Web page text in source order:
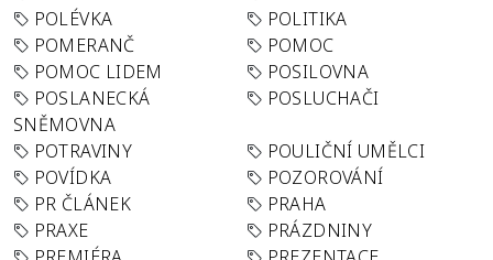
POLÉVKA
POLITIKA
POMERANČ
POMOC
POMOC LIDEM
POSILOVNA
POSLANECKÁ
SNĚMOVNA
POSLUCHAČI
POTRAVINY
POULIČNÍ UMĚLCI
POVÍDKA
POZOROVÁNÍ
PR ČLÁNEK
PRAHA
PRAXE
PRÁZDNINY